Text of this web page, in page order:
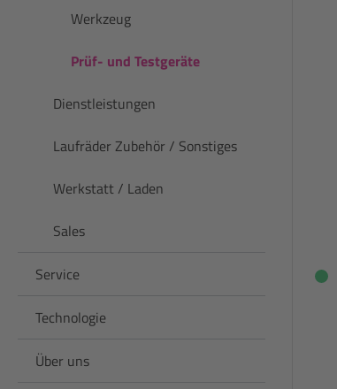
Werkzeug
Prüf- und Testgeräte
Dienstleistungen
Laufräder Zubehör / Sonstiges
Werkstatt / Laden
Sales
Service
Technologie
Über uns